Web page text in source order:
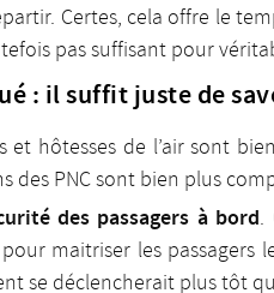
Certes, cela offre le
pas suffisant pour
: il suffit juste de
hôtesses de l’air sont
des PNC sont bien plus
des passagers à bord.
maitriser les passagers
se déclencherait plus tôt